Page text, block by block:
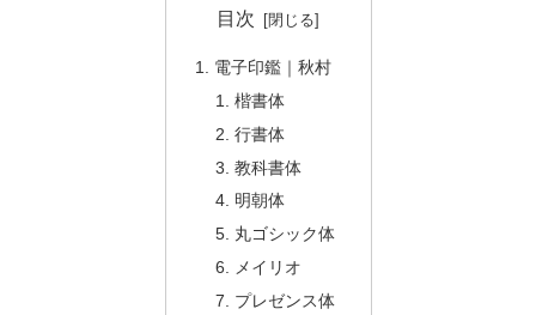
目次
電子印鑑｜秋村
楷書体
行書体
教科書体
明朝体
丸ゴシック体
メイリオ
プレゼンス体